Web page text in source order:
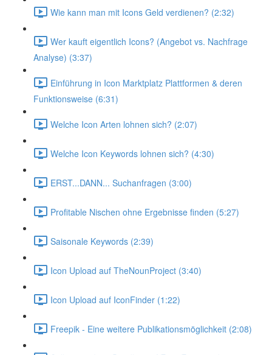
Wie kann man mit Icons Geld verdienen? (2:32)
Wer kauft eigentlich Icons? (Angebot vs. Nachfrage
Analyse) (3:37)
Einführung in Icon Marktplatz Plattformen & deren
Funktionsweise (6:31)
Welche Icon Arten lohnen sich? (2:07)
Welche Icon Keywords lohnen sich? (4:30)
ERST...DANN... Suchanfragen (3:00)
Profitable Nischen ohne Ergebnisse finden (5:27)
Saisonale Keywords (2:39)
Icon Upload auf TheNounProject (3:40)
Icon Upload auf IconFinder (1:22)
Freepik - Eine weitere Publikationsmöglichkeit (2:08)